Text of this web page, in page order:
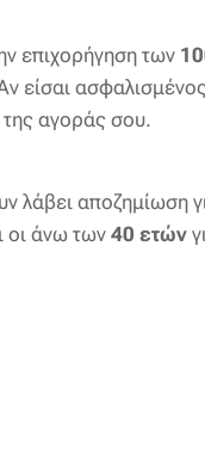
επιχορήγηση των
είσαι
της αγοράς σου.
αποζημίωση
οι άνω των40 ετών